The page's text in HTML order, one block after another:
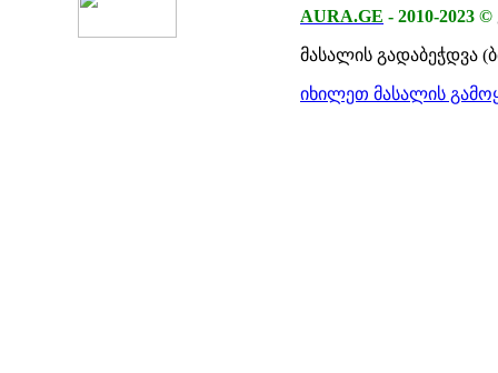
AURA.GE - 2010-2023 ©
მასალის გადაბეჭდვა
იხილეთ მასალის